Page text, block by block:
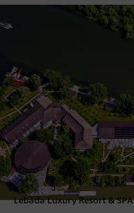
Lebăda Luxury Resort & SPA